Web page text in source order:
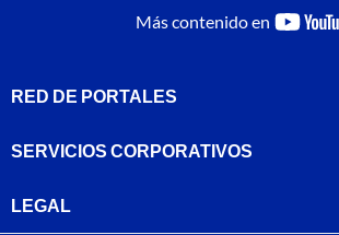
Más contenido en
RED DE PORTALES
SERVICIOS CORPORATIVOS
LEGAL